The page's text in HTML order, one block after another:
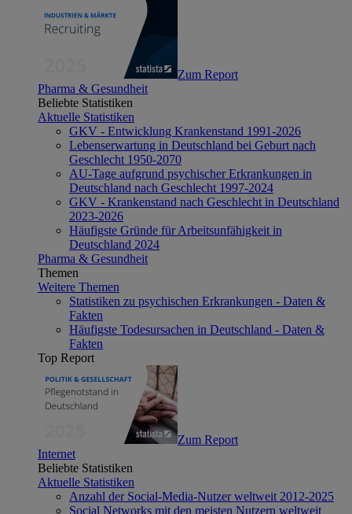
Zum Report
Pharma & Gesundheit
Beliebte Statistiken
Aktuelle Statistiken
GKV - Entwicklung Krankenstand 1991-2026
Lebenserwartung in Deutschland bei Geburt nach
Geschlecht 1950-2070
AU-Tage aufgrund psychischer Erkrankungen in
Deutschland nach Geschlecht 1997-2024
GKV - Krankenstand nach Geschlecht in Deutschland
2023-2026
Häufigste Gründe für Arbeitsunfähigkeit in
Deutschland 2024
Pharma & Gesundheit
Themen
Weitere Themen
Statistiken zu psychischen Erkrankungen - Daten &
Fakten
Häufigste Todesursachen in Deutschland - Daten &
Fakten
Top Report
Zum Report
Internet
Beliebte Statistiken
Aktuelle Statistiken
Anzahl der Social-Media-Nutzer weltweit 2012-2025
Social Networks mit den meisten Nutzern weltweit